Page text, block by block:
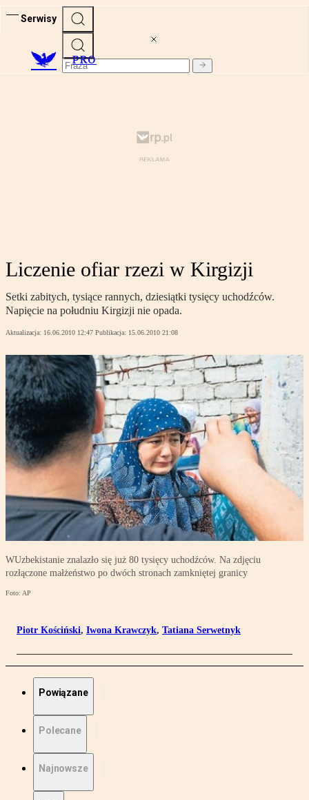
Serwisy
PRO
Liczenie ofiar rzezi w Kirgizji
Setki zabitych, tysiące rannych, dziesiątki tysięcy uchodźców.
Napięcie na południu Kirgizji nie opada.
Aktualizacja: 16.06.2010 12:47 Publikacja: 15.06.2010 21:08
WUzbekistanie znalazło się już 80 tysięcy uchodźców. Na zdjęciu
rozłączone małżeństwo po dwóch stronach zamkniętej granicy
Foto: AP
Piotr Kościński, Iwona Krawczyk, Tatiana Serwetnyk
Powiązane
Polecane
Najnowsze